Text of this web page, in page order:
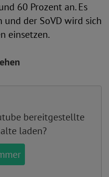
60 Prozent an. Es
der SoVD wird sich
einsetzen.
bereitgestellte
laden?